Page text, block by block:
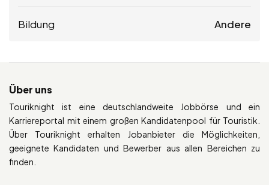
Bildung Andere
Über uns
Touriknight ist eine deutschlandweite Jobbörse und ein
Karriereportal mit einem großen Kandidatenpool für Touristik.
Über Touriknight erhalten Jobanbieter die Möglichkeiten,
geeignete Kandidaten und Bewerber aus allen Bereichen zu
finden.